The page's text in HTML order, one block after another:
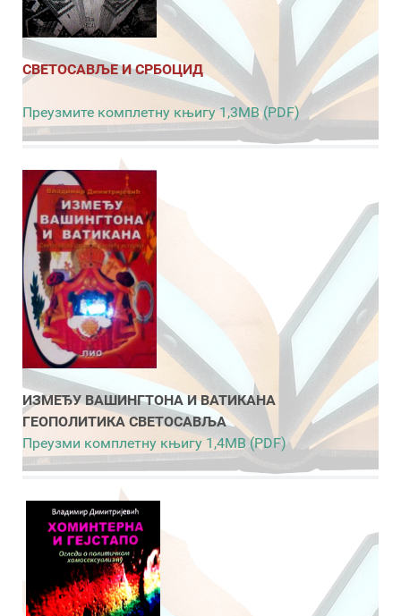
СВЕТОСАВЉЕ И СРБОЦИД
Преузмите комплетну књигу 1,3MB (PDF)
ИЗМЕЂУ ВАШИНГТОНА И ВАТИКАНА
ГЕОПОЛИТИКА СВЕТОСАВЉА
Преузми комплетну књигу 1,4MB (PDF)